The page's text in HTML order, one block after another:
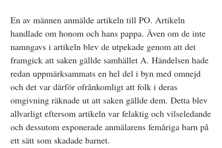
En av männen anmälde artikeln till PO. Artikeln
handlade om honom och hans pappa. Även om de inte
namngavs i artikeln blev de utpekade genom att det
framgick att saken gällde samhället A. Händelsen hade
redan uppmärksammats en hel del i byn med omnejd
och det var därför ofrånkomligt att folk i deras
omgivning räknade ut att saken gällde dem. Detta blev
allvarligt eftersom artikeln var felaktig och vilseledande
och dessutom exponerade anmälarens femåriga barn på
ett sätt som skadade barnet.